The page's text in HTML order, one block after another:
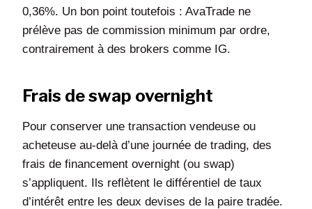
0,36%. Un bon point toutefois : AvaTrade ne
prélève pas de commission minimum par ordre,
contrairement à des brokers comme IG.
Frais de swap overnight
Pour conserver une transaction vendeuse ou
acheteuse au-delà d’une journée de trading, des
frais de financement overnight (ou swap)
s’appliquent. Ils reflètent le différentiel de taux
d’intérêt entre les deux devises de la paire tradée.